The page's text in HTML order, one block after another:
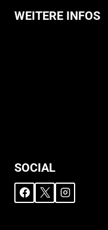
WEITERE INFOS
SOCIAL